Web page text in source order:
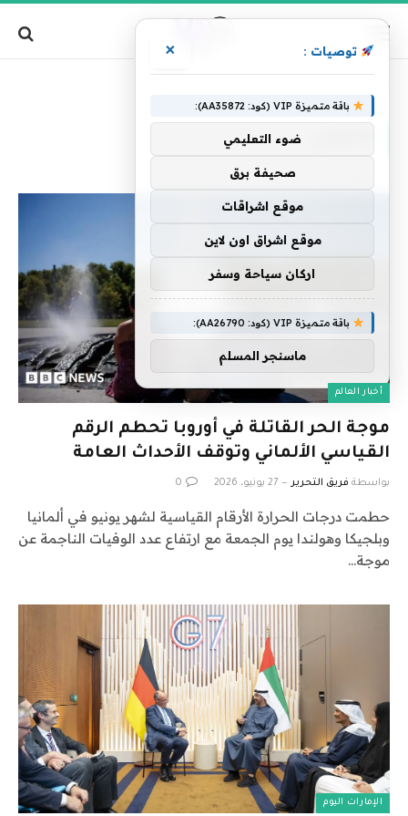
أخبار العالم
موجة الحر القاتلة في أوروبا تحطم الرقم
القياسي الألماني وتوقف الأحداث العامة
بواسطة فريق التحرير 27 يونيو، 2026 0
حطمت درجات الحرارة الأرقام القياسية لشهر يونيو في ألمانيا
وبلجيكا وهولندا يوم الجمعة مع ارتفاع عدد الوفيات الناجمة عن
موجة…
الإمارات اليوم
توصيات : ×
باقة متميزة VIP (كود: AA35872):
ضوء التعليمي
صحيفة برق
موقع اشراقات
موقع اشراق اون لاين
اركان سياحة وسفر
باقة متميزة VIP (كود: AA26790):
ماسنجر المسلم